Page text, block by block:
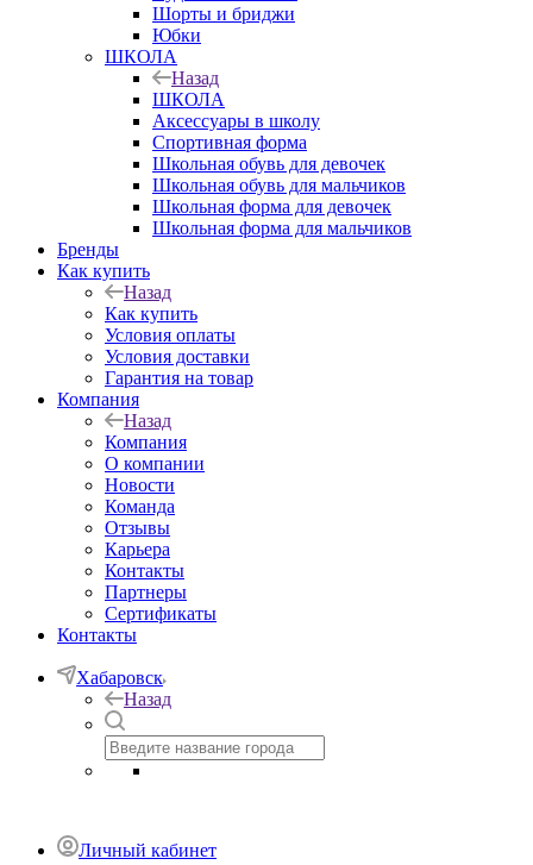
Шорты и бриджи
Юбки
ШКОЛА
Назад
ШКОЛА
Аксессуары в школу
Спортивная форма
Школьная обувь для девочек
Школьная обувь для мальчиков
Школьная форма для девочек
Школьная форма для мальчиков
Бренды
Как купить
Назад
Как купить
Условия оплаты
Условия доставки
Гарантия на товар
Компания
Назад
Компания
О компании
Новости
Команда
Отзывы
Карьера
Контакты
Партнеры
Сертификаты
Контакты
Хабаровск
Назад
Личный кабинет